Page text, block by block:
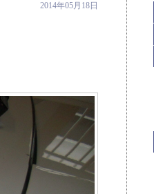
2014年05月18日